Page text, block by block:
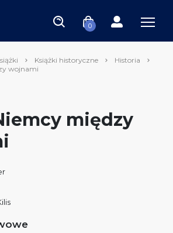
0
Książki historyczne
Historia
wojnami
między